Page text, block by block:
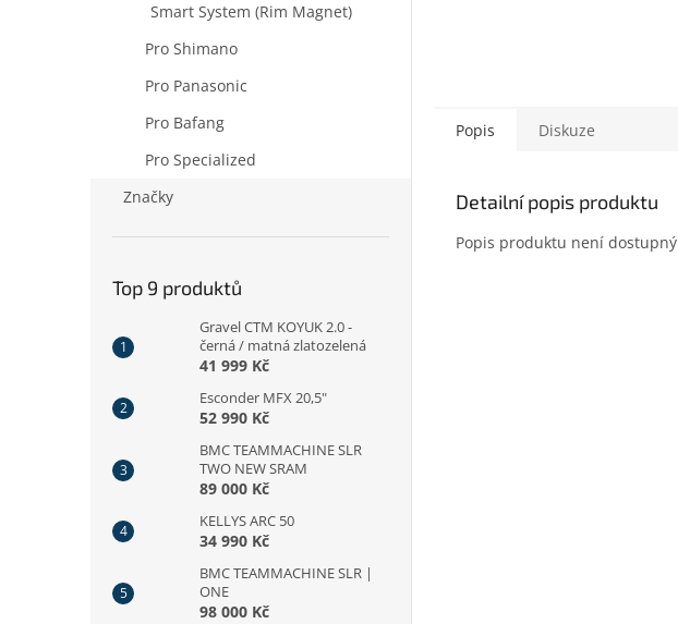
Smart System (Rim Magnet)
Pro Shimano
Pro Panasonic
Pro Bafang
Pro Specialized
Značky
Top 9 produktů
Gravel CTM KOYUK 2.0 -
černá / matná zlatozelená
41 999 Kč
Esconder MFX 20,5"
52 990 Kč
BMC TEAMMACHINE SLR
TWO NEW SRAM
89 000 Kč
KELLYS ARC 50
34 990 Kč
BMC TEAMMACHINE SLR |
ONE
98 000 Kč
Popis Diskuze
Detailní popis produktu
Popis produktu není dostupný